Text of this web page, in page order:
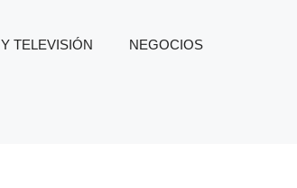
TELEVISIÓN NEGOCIOS